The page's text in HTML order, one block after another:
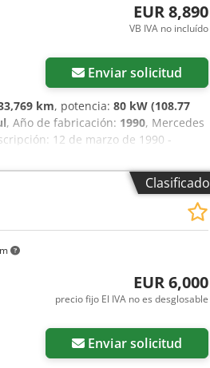
EUR 8,890
VB IVA no incluído
Enviar solicitud
km, potencia: 80 kW (108.77
, Año de fabricación: 1990, Mercedes
12 de marzo de 1990 -
- Asiento trasero disponible,
freno de mano, tirantes, placa de
Clasificado
EUR 6,000
precio fijo El IVA no es desglosable
Enviar solicitud